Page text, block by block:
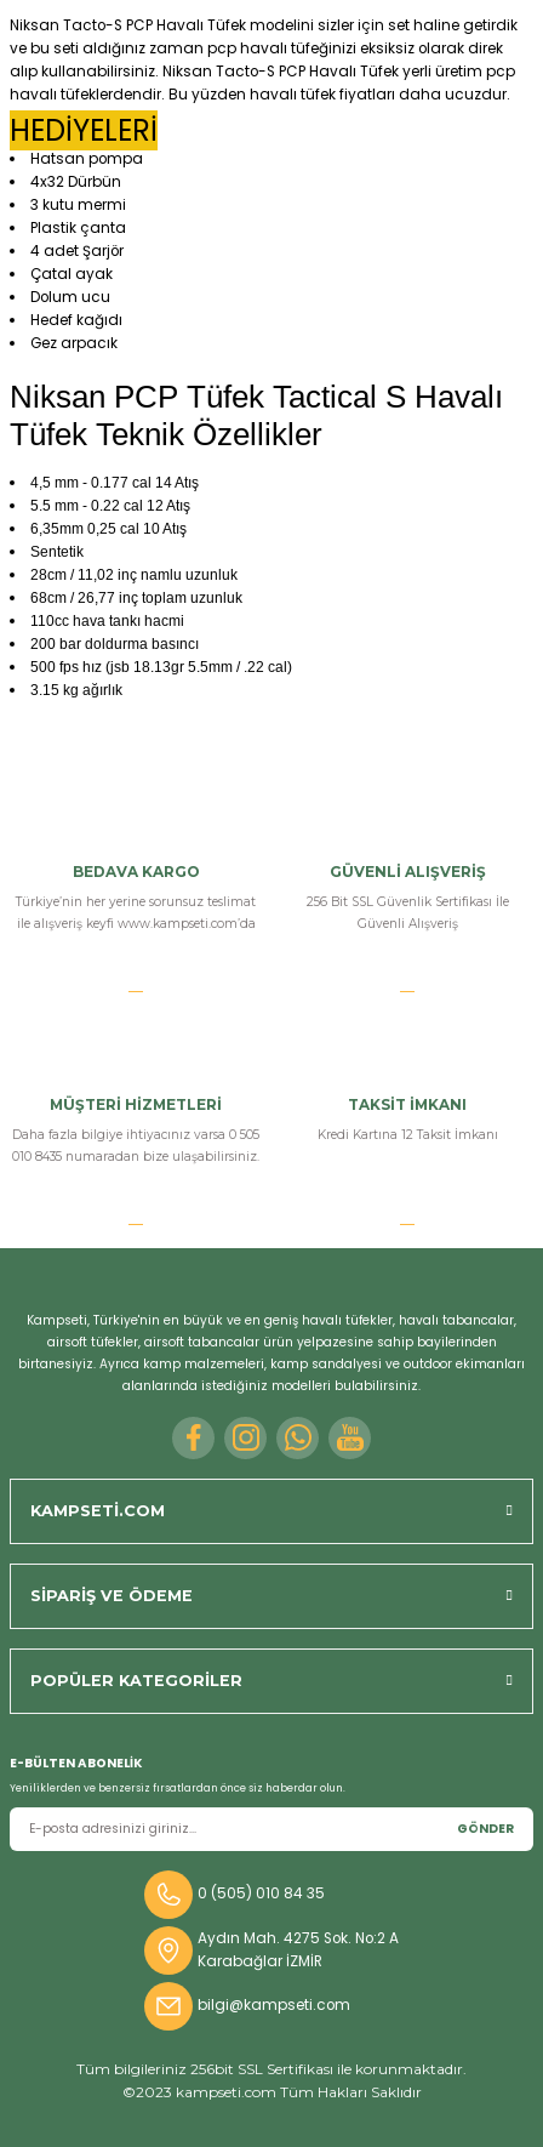
Niksan Tacto-S PCP Havalı Tüfek modelini sizler için set haline getirdik
ve bu seti aldığınız zaman pcp havalı tüfeğinizi eksiksiz olarak direk
alıp kullanabilirsiniz. Niksan Tacto-S PCP Havalı Tüfek yerli üretim pcp
havalı tüfeklerdendir. Bu yüzden havalı tüfek fiyatları daha ucuzdur.
HEDİYELERİ
Hatsan pompa
4x32 Dürbün
3 kutu mermi
Plastik çanta
4 adet Şarjör
Çatal ayak
Dolum ucu
Hedef kağıdı
Gez arpacık
Niksan PCP Tüfek Tactical S Havalı
Tüfek Teknik Özellikler
4,5 mm - 0.177 cal 14 Atış
5.5 mm - 0.22 cal 12 Atış
6,35mm 0,25 cal 10 Atış
Sentetik
28cm / 11,02 inç namlu uzunluk
68cm / 26,77 inç toplam uzunluk
110cc hava tankı hacmi
200 bar doldurma basıncı
500 fps hız (jsb 18.13gr 5.5mm / .22 cal)
3.15 kg ağırlık
bu fiyatta bu kalitelede bulmaz gerçekten zor kampsetine teşekkür
ederiz paketleme güzeldi set şeklinde aldım
full-set-niksan-tacto-s-pcp-havali-tufek
h... ö... | 23/03/2025
BEDAVA KARGO
Türkiye’nin her yerine sorunsuz teslimat
ile alışveriş keyfi www.kampseti.com’da
GÜVENLİ ALIŞVERİŞ
256 Bit SSL Güvenlik Sertifikası İle
Güvenli Alışveriş
MÜŞTERİ HİZMETLERİ
Daha fazla bilgiye ihtiyacınız varsa 0 505
010 8435 numaradan bize ulaşabilirsiniz.
TAKSİT İMKANI
Kredi Kartına 12 Taksit İmkanı
Kampseti, Türkiye'nin en büyük ve en geniş havalı tüfekler, havalı tabancalar,
airsoft tüfekler, airsoft tabancalar ürün yelpazesine sahip bayilerinden
birtanesiyiz. Ayrıca kamp malzemeleri, kamp sandalyesi ve outdoor ekimanları
alanlarında istediğiniz modelleri bulabilirsiniz.
KAMPSETİ.COM
SİPARİŞ VE ÖDEME
POPÜLER KATEGORİLER
E-BÜLTEN ABONELİK
Yeniliklerden ve benzersiz fırsatlardan önce siz haberdar olun.
GÖNDER
0 (505) 010 84 35
Aydın Mah. 4275 Sok. No:2 A
Karabağlar İZMİR
bilgi@kampseti.com
Tüm bilgileriniz 256bit SSL Sertifikası ile korunmaktadır.
©2023 kampseti.com Tüm Hakları Saklıdır